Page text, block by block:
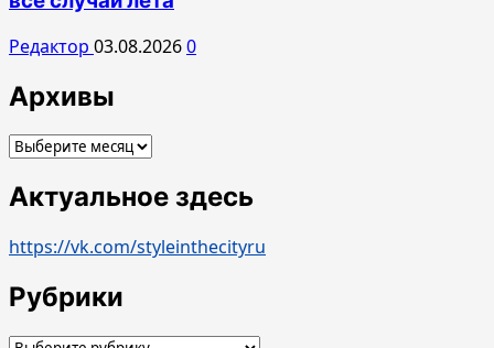
Редактор 03.08.20260
Архивы
Архивы
Актуальное здесь
https://vk.com/styleinthecityru
Рубрики